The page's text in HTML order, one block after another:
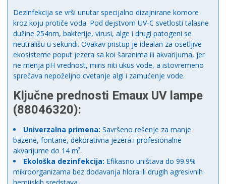
Dezinfekcija se vrši unutar specijalno dizajnirane komore
kroz koju protiče voda. Pod dejstvom UV-C svetlosti talasne
dužine 254nm, bakterije, virusi, alge i drugi patogeni se
neutrališu u sekundi. Ovakav pristup je idealan za osetljive
ekosisteme poput jezera sa koi šaranima ili akvarijuma, jer
ne menja pH vrednost, miris niti ukus vode, a istovremeno
sprečava nepoželjno cvetanje algi i zamućenje vode.
Ključne prednosti Emaux UV lampe
(88046320):
Univerzalna primena: Savršeno rešenje za manje
bazene, fontane, dekorativna jezera i profesionalne
akvarijume do 14 m³.
Ekološka dezinfekcija: Efikasno uništava do 99.9%
mikroorganizama bez dodavanja hlora ili drugih agresivnih